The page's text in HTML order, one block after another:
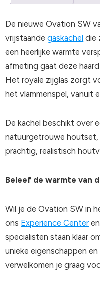
De nieuwe Ovation SW
vrijstaandegaskachel die
een heerlijke warmte
afmeting gaat deze
Het royale zijglas zorgt
het vlammenspel, vanuit
De kachel beschikt over
natuurgetrouwe
prachtig, realistisch
Beleef de warmte van
Wil je de Ovation SW in
ons Experience Center
specialisten staan klaar
unieke eigenschappen
verwelkomen je graag